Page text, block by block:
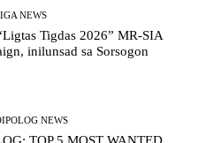
NEWS
Tigdas 2026” MR-SIA
inilunsad sa Sorsogon
NEWS